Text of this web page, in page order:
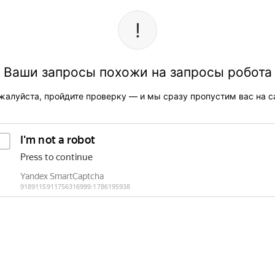
Ваши запросы похожи на запросы робота
пройдите проверку — и мы сразу пропустим вас на